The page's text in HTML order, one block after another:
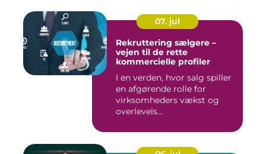
07. jul
Rekruttering sælgere –
vejen til de rette
kommercielle profiler
I en verden, hvor salg spiller
en afgørende rolle for
virksomheders vækst og
overlevels...